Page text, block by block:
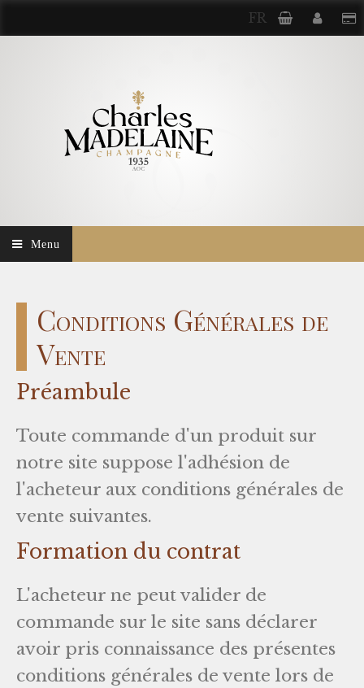
FR
Menu
Conditions Générales de
Vente
Préambule
Toute commande d'un produit sur
notre site suppose l'adhésion de
l'acheteur aux conditions générales de
vente suivantes.
Formation du contrat
L'acheteur ne peut valider de
commande sur le site sans déclarer
avoir pris connaissance des présentes
conditions générales de vente lors de